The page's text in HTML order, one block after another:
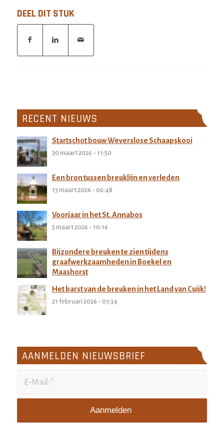
DEEL DIT STUK
RECENT NIEUWS
Startschot bouw Weverslose Schaapskooi
30 maart 2026 - 11:50
Een bron tussen breuklijn en verleden
13 maart 2026 - 06:48
Voorjaar in het St. Annabos
5 maart 2026 - 10:16
Bijzondere breuken te zien tijdens
graafwerkzaamheden in Boekel en
Maashorst
27 februari 2026 - 11:32
Het barst van de breuken in het Land van Cuijk!
21 februari 2026 - 07:34
AANMELDEN NIEUWSBRIEF